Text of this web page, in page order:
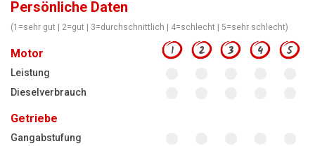
Persönliche Daten
(1=sehr gut | 2=gut | 3=durchschnittlich | 4=schlecht | 5=sehr schlecht)
Motor 1 2 3 4 5
Leistung
Dieselverbrauch
Getriebe
Gangabstufung